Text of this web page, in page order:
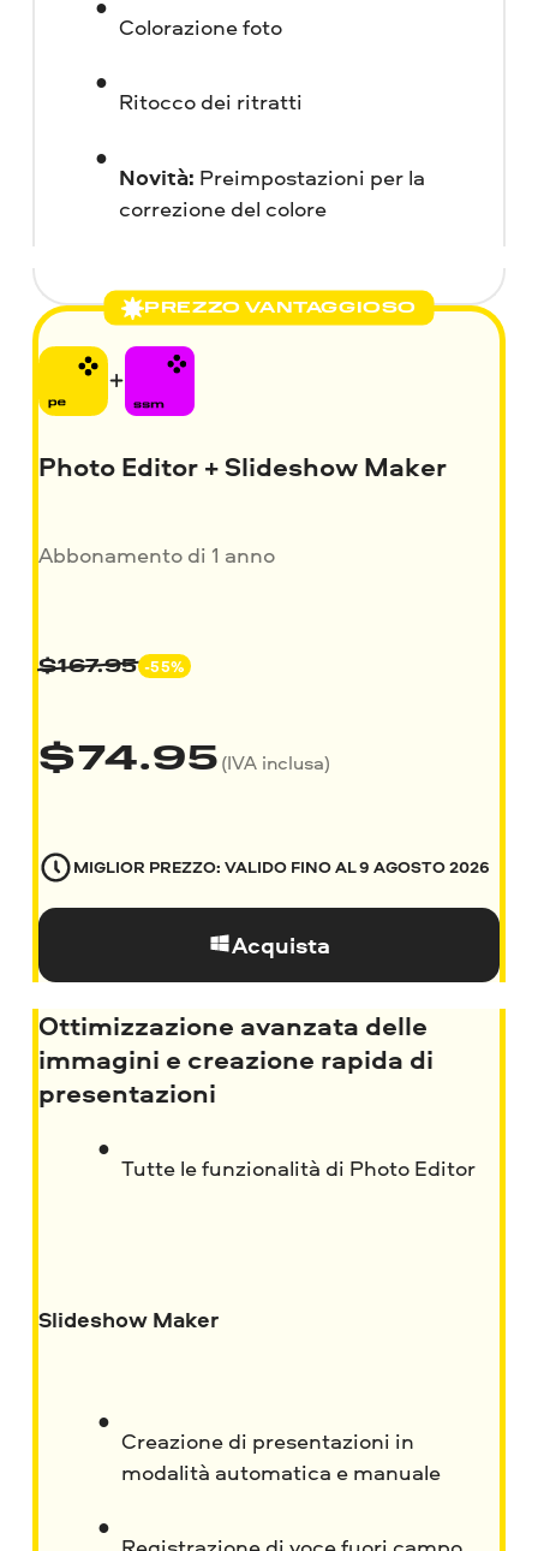
Colorazione foto
Ritocco dei ritratti
Novità: Preimpostazioni per la
correzione del colore
PREZZO VANTAGGIOSO
Photo Editor + Slideshow Maker
Abbonamento di 1 anno
$167.95 -55%
$74.95(IVA inclusa)
MIGLIOR PREZZO: VALIDO FINO AL9 AGOSTO 2026
Acquista
Ottimizzazione avanzata delle
immagini e creazione rapida di
presentazioni
Tutte le funzionalità di Photo Editor
Slideshow Maker
Creazione di presentazioni in
modalità automatica e manuale